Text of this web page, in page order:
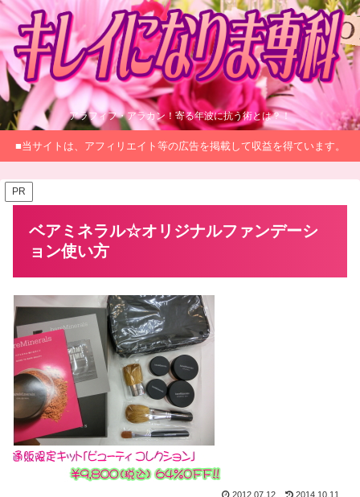
アラフィフ・アラカン！寄る年波に抗う術とは？！
■当サイトは、アフィリエイト等の広告を掲載して収益を得ています。
PR
ベアミネラル☆オリジナルファンデーシ
ョン使い方
2012.07.12 2014.10.11